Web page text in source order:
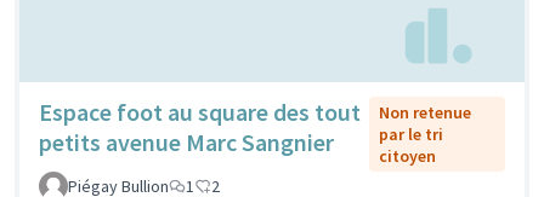
Espace foot au square des tout
petits avenue Marc Sangnier
Non retenue
par le tri
citoyen
Piégay Bullion
1 2